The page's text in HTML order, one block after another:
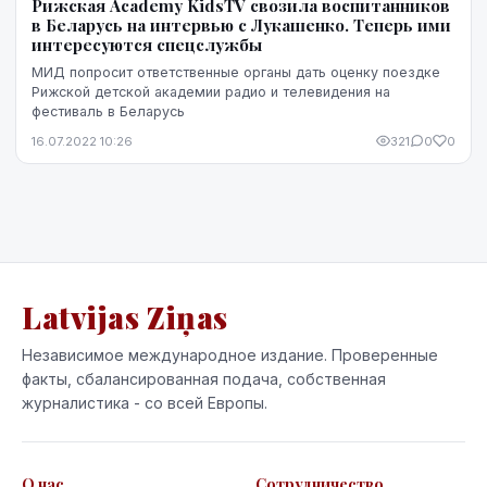
Рижская Academy KidsTV свозила воспитанников
в Беларусь на интервью с Лукашенко. Теперь ими
интересуются спецслужбы
МИД попросит ответственные органы дать оценку поездке
Рижской детской академии радио и телевидения на
фестиваль в Беларусь
16.07.2022 10:26 321 0 0
Latvijas Ziņas
Независимое международное издание. Проверенные
факты, сбалансированная подача, собственная
журналистика - со всей Европы.